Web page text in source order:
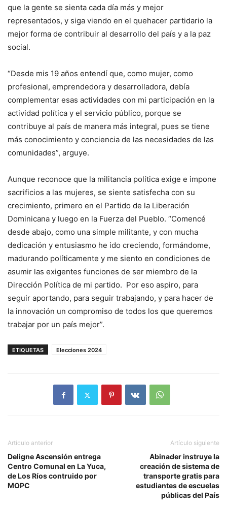
que la gente se sienta cada día más y mejor
representados, y siga viendo en el quehacer partidario la
mejor forma de contribuir al desarrollo del país y a la paz
social.
“Desde mis 19 años entendí que, como mujer, como
profesional, emprendedora y desarrolladora, debía
complementar esas actividades con mi participación en la
actividad política y el servicio público, porque se
contribuye al país de manera más integral, pues se tiene
más conocimiento y conciencia de las necesidades de las
comunidades”, arguye.
Aunque reconoce que la militancia política exige e impone
sacrificios a las mujeres, se siente satisfecha con su
crecimiento, primero en el Partido de la Liberación
Dominicana y luego en la Fuerza del Pueblo. “Comencé
desde abajo, como una simple militante, y con mucha
dedicación y entusiasmo he ido creciendo, formándome,
madurando políticamente y me siento en condiciones de
asumir las exigentes funciones de ser miembro de la
Dirección Política de mi partido. Por eso aspiro, para
seguir aportando, para seguir trabajando, y para hacer de
la innovación un compromiso de todos los que queremos
trabajar por un país mejor”.
ETIQUETAS Elecciones 2024
Artículo anterior
Deligne Ascensión entrega
Centro Comunal en La Yuca,
de Los Ríos contruido por
MOPC
Artículo siguiente
Abinader instruye la
creación de sistema de
transporte gratis para
estudiantes de escuelas
públicas del País